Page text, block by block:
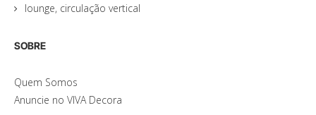
lounge, circulação vertical
SOBRE
Quem Somos
Anuncie no VIVA Decora